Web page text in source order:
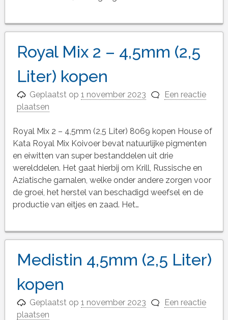
Royal Mix 2 – 4,5mm (2,5
Liter) kopen
Geplaatst op1 november 2023
Een reactie
plaatsen
Royal Mix 2 – 4,5mm (2,5 Liter) 8069 kopen House of
Kata Royal Mix Koivoer bevat natuurlijke pigmenten
en eiwitten van super bestanddelen uit drie
werelddelen. Het gaat hierbij om Krill, Russische en
Aziatische garnalen, welke onder andere zorgen voor
de groei, het herstel van beschadigd weefsel en de
productie van eitjes en zaad. Het…
Medistin 4,5mm (2,5 Liter)
kopen
Geplaatst op1 november 2023
Een reactie
plaatsen